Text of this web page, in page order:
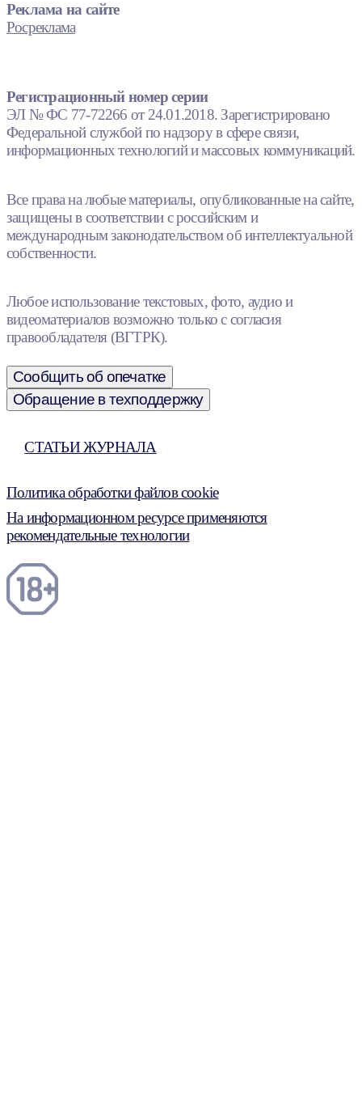
Реклама на сайте
Росреклама
Регистрационный номер серии
ЭЛ № ФС 77-72266 от 24.01.2018. Зарегистрировано
Федеральной службой по надзору в сфере связи,
информационных технологий и массовых коммуникаций.
Все права на любые материалы, опубликованные на сайте,
защищены в соответствии с российским и
международным законодательством об интеллектуальной
собственности.
Любое использование текстовых, фото, аудио и
видеоматериалов возможно только с согласия
правообладателя (ВГТРК).
Сообщить об опечатке
Обращение в техподдержку
СТАТЬИ ЖУРНАЛА
Политика обработки файлов cookie
На информационном ресурсе применяются
рекомендательные технологии